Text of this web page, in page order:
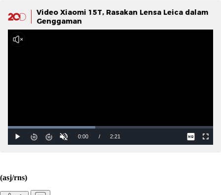
Video Xiaomi 15T, Rasakan Lensa Leica dalam
Genggaman
(asj/rns)